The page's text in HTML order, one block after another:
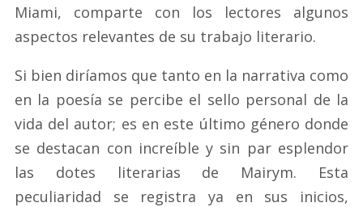
Miami, comparte con los lectores algunos
aspectos relevantes de su trabajo literario.
Si bien diríamos que tanto en la narrativa como
en la poesía se percibe el sello personal de la
vida del autor; es en este último género donde
se destacan con increíble y sin par esplendor
las dotes literarias de Mairym. Esta
peculiaridad se registra ya en sus inicios,